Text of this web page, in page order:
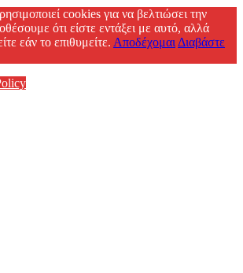
cookies για να βελτιώσει την
ότι είστε εντάξει με αυτό, αλλά
εάν το επιθυμείτε. Αποδέχομαι Διαβάστε